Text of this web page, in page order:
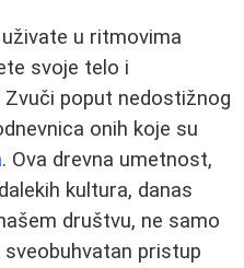
u ritmovima
svoje telo i
poput nedostižnog
onih koje su
. Ova drevna umetnost,
kultura, danas
društvu, ne samo
pristup